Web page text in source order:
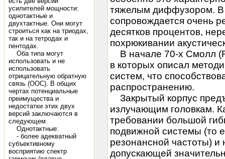
усилителей мощности:
однотактные и
двухтактные. Они могут
строиться как на триодах,
так и на тетродах и
пентодах.
Оба типа могут
использовать и не
использовать
отрицательную обратную
связь (ООС). В общих
чертах потенциальные
преимущества и
недостатки этих двух
версий заключаются в
следующем.
Однотактные:
- более адекватный
субъективному
восприятию спектр
тяжелым диффузором. В
сопровождается очень
десятков процентов,
похрюкивании
В начале 70-х Смолл
в которых описал
систем, что
распространению.
Закрытый корпус
излучающим головкам.
требовании большой
подвижной системы (то
резонансной частоты)
допускающей